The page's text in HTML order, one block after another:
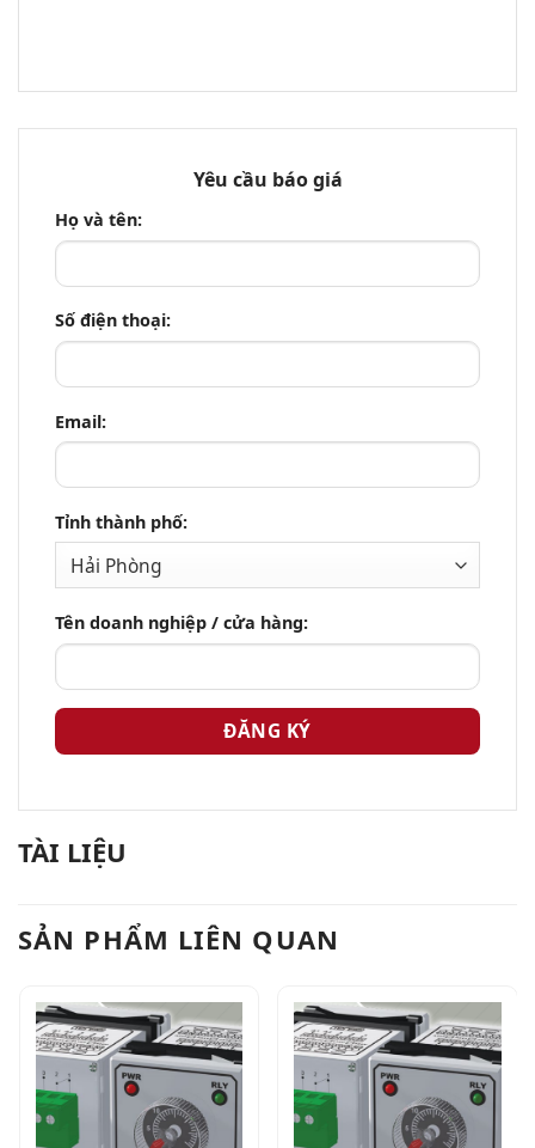
Yêu cầu báo giá
Họ và tên:
Số điện thoại:
Email:
Tỉnh thành phố:
Tên doanh nghiệp / cửa hàng:
TÀI LIỆU
SẢN PHẨM LIÊN QUAN